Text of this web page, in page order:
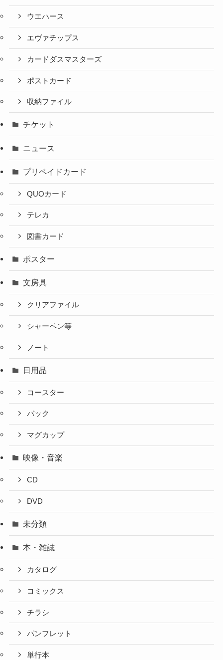
ウエハース
エヴァチップス
カードダスマスターズ
ポストカード
収納ファイル
チケット
ニュース
プリペイドカード
QUOカード
テレカ
図書カード
ポスター
文房具
クリアファイル
シャーペン等
ノート
日用品
コースター
バック
マグカップ
映像・音楽
CD
DVD
未分類
本・雑誌
カタログ
コミックス
チラシ
パンフレット
単行本